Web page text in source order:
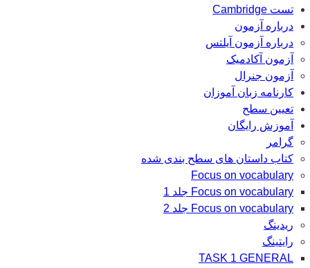
تست Cambridge
درباره آزمون
درباره آزمون آیلتس
آزمون آکادمیک
آزمون جنرال
کارنامه زبان آموزان
تعیین سطح
آموزش رایگان
گرامر
کتاب داستان های سطح بندی شده
Focus on vocabulary
Focus on vocabulary جلد 1
Focus on vocabulary جلد 2
ریدینگ
رایتینگ
TASK 1 GENERAL